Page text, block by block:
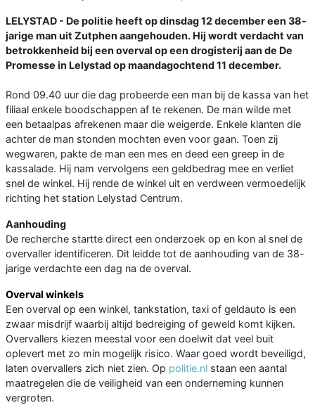
LELYSTAD - De politie heeft op dinsdag 12 december een 38-
jarige man uit Zutphen aangehouden. Hij wordt verdacht van
betrokkenheid bij een overval op een drogisterij aan de De
Promesse in Lelystad op maandagochtend 11 december.
Rond 09.40 uur die dag probeerde een man bij de kassa van het
filiaal enkele boodschappen af te rekenen. De man wilde met
een betaalpas afrekenen maar die weigerde. Enkele klanten die
achter de man stonden mochten even voor gaan. Toen zij
wegwaren, pakte de man een mes en deed een greep in de
kassalade. Hij nam vervolgens een geldbedrag mee en verliet
snel de winkel. Hij rende de winkel uit en verdween vermoedelijk
richting het station Lelystad Centrum.
Aanhouding
De recherche startte direct een onderzoek op en kon al snel de
overvaller identificeren. Dit leidde tot de aanhouding van de 38-
jarige verdachte een dag na de overval.
Overval winkels
Een overval op een winkel, tankstation, taxi of geldauto is een
zwaar misdrijf waarbij altijd bedreiging of geweld komt kijken.
Overvallers kiezen meestal voor een doelwit dat veel buit
oplevert met zo min mogelijk risico. Waar goed wordt beveiligd,
laten overvallers zich niet zien. Op politie.nl staan een aantal
maatregelen die de veiligheid van een onderneming kunnen
vergroten.